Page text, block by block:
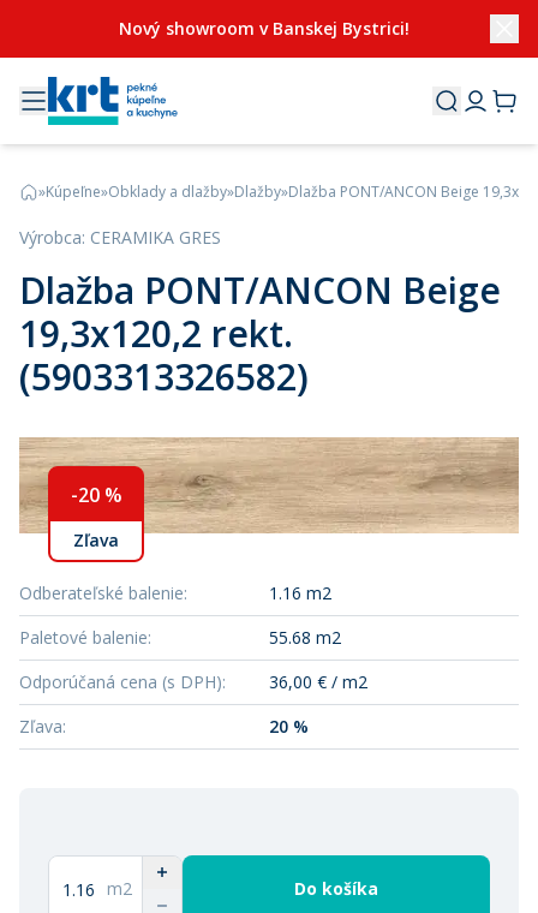
Nový showroom v Banskej Bystrici!
»Kúpeľne»Obklady a dlažby»Dlažby»Dlažba PONT/ANCON Beige
Výrobca: CERAMIKA GRES
Dlažba PONT/ANCON Beige
19,3x120,2 rekt.
(5903313326582)
-20%
Zľava
Odberateľské balenie:
1.16 m2
Paletové balenie:
55.68 m2
Odporúčaná cena (s DPH):
36,00 € / m2
Zľava: 20 %
m2 Do košíka